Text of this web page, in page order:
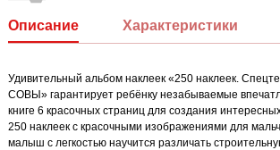
Описание Характеристики
Удивительный альбом наклеек «250 наклеек.
СОВЫ» гарантирует ребёнку незабываемые
книге 6 красочных страниц для создания
250 наклеек с красочными изображениями для
малыш с легкостью научится различать